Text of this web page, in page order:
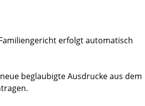
erfolgt automatisch
e beglaubigte Ausdrucke aus dem